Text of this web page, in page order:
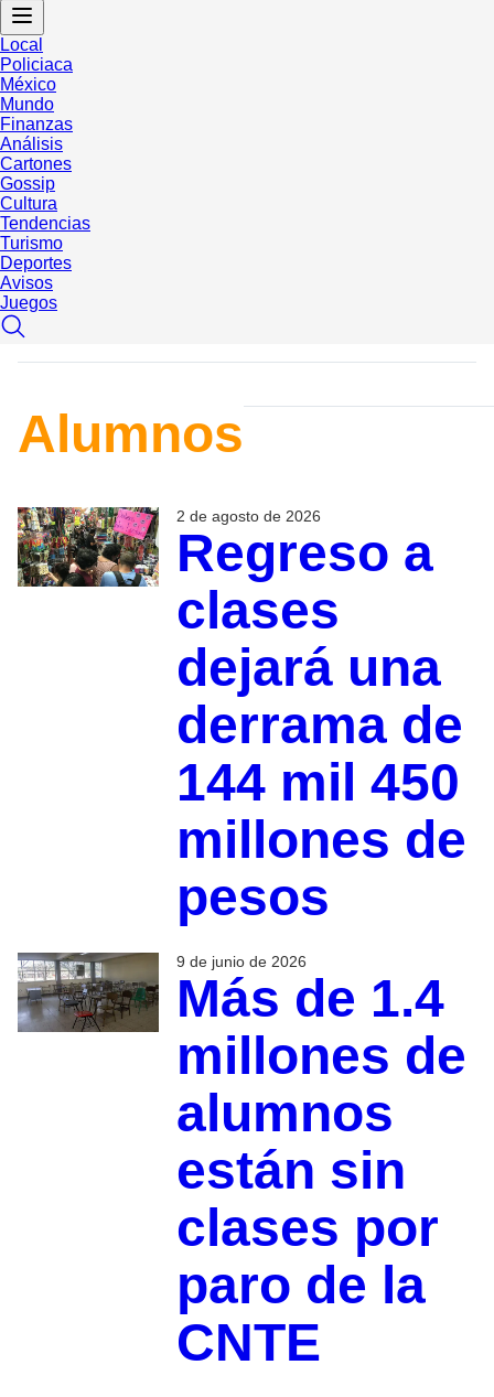
Local
Policiaca
México
Mundo
Finanzas
Análisis
Cartones
Gossip
Cultura
Tendencias
Turismo
Deportes
Avisos
Juegos
Alumnos
2 de agosto de 2026
Regreso a
clases
dejará una
derrama de
144 mil 450
millones de
pesos
9 de junio de 2026
Más de 1.4
millones de
alumnos
están sin
clases por
paro de la
CNTE